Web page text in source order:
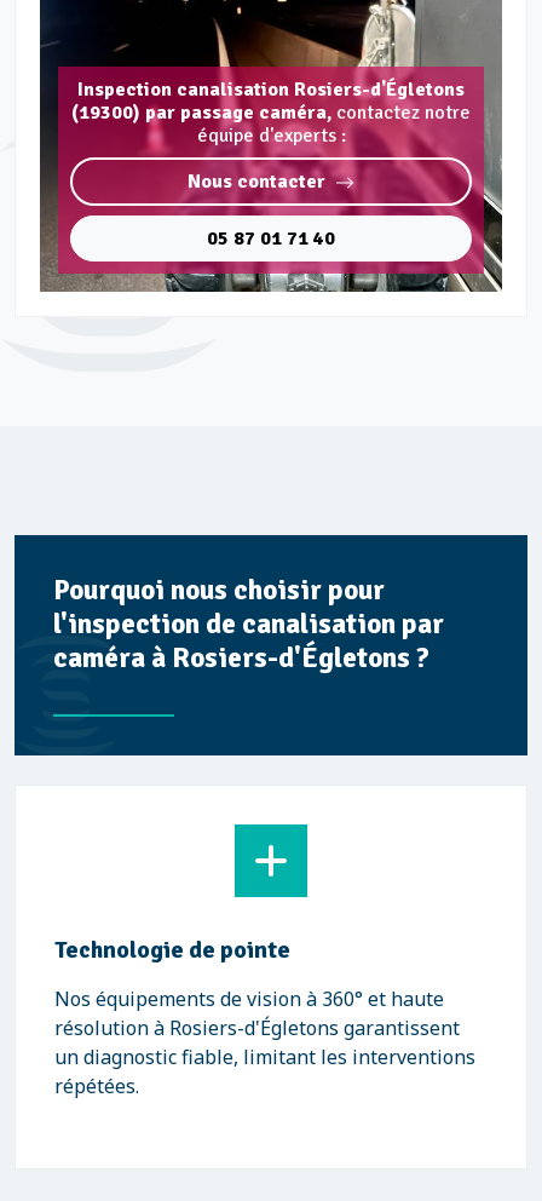
Inspection canalisation Rosiers-d'Égletons
(19300) par passage caméra, contactez notre
équipe d'experts :
Nous contacter
05 87 01 71 40
Pourquoi nous choisir pour
l'inspection de canalisation par
caméra à Rosiers-d'Égletons ?
Technologie de pointe
Nos équipements de vision à 360° et haute
résolution à Rosiers-d'Égletons garantissent
un diagnostic fiable, limitant les interventions
répétées.